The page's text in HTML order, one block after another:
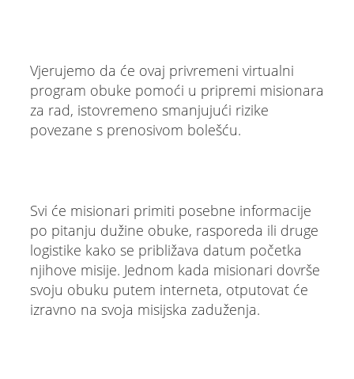
Vjerujemo da će ovaj privremeni virtualni
program obuke pomoći u pripremi misionara
za rad, istovremeno smanjujući rizike
povezane s prenosivom bolešću.
Svi će misionari primiti posebne informacije
po pitanju dužine obuke, rasporeda ili druge
logistike kako se približava datum početka
njihove misije. Jednom kada misionari dovrše
svoju obuku putem interneta, otputovat će
izravno na svoja misijska zaduženja.